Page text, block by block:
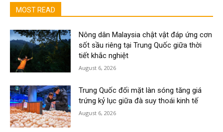
MOST READ
Nông dân Malaysia chật vật đáp ứng cơn
sốt sầu riêng tại Trung Quốc giữa thời
tiết khắc nghiệt
August 6, 2026
Trung Quốc đối mặt làn sóng tăng giá
trứng kỷ lục giữa đà suy thoái kinh tế
August 6, 2026